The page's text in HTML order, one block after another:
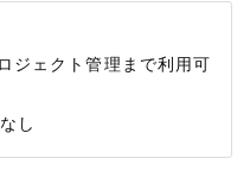
ジェクト管理まで利用可